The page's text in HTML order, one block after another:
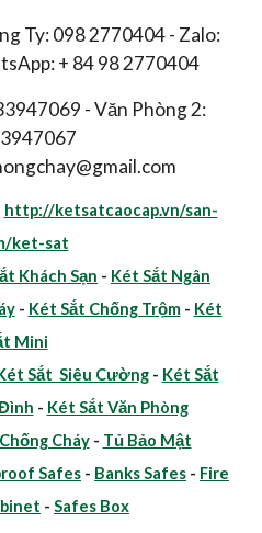
Ty: 098 2770404 - Zalo:
+ 84 98 2770404
- Văn Phòng 2:
http://ketsatcaocap.vn/san-
ket-sat
Khách Sạn - Két Sắt Ngân
- Két Sắt Chống Trộm- Két
Mini
Sắt Siêu Cường- Két Sắt
- Két Sắt Văn Phòng
Cháy- Tủ Bảo Mật
Safes - Banks Safes - Fire
- Safes Box